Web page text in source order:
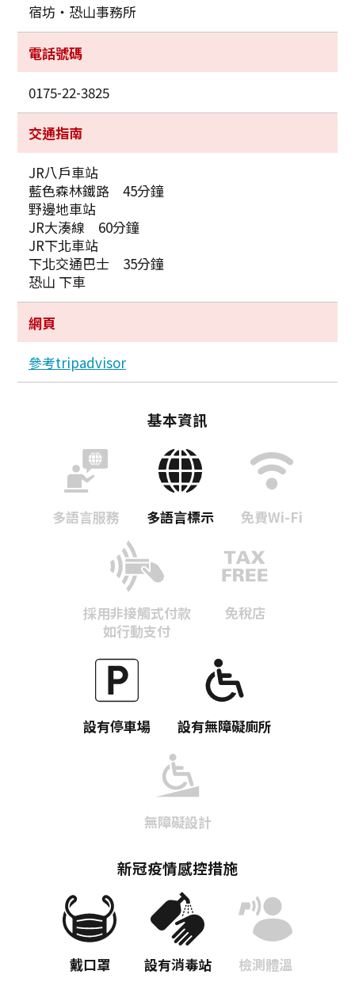
宿坊‧恐山事務所
電話號碼
0175-22-3825
交通指南
JR八戶車站
藍色森林鐵路 45分鐘
野邊地車站
JR大湊線 60分鐘
JR下北車站
下北交通巴士 35分鐘
恐山 下車
網頁
參考tripadvisor
基本資訊
多語言服務 多語言標示 免費Wi-Fi
採用非接觸式付款
如行動支付
免稅店
設有停車場 設有無障礙廁所
無障礙設計
新冠疫情感控措施
戴口罩 設有消毒站 檢測體溫